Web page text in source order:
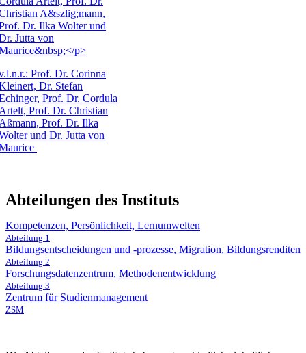
Prof. Dr. Corinna
Dr. Stefan
Prof. Dr. Cordula
Prof. Dr. Christian
Prof. Dr. Ilka
und Dr. Jutta von
Abteilungen des Instituts
Kompetenzen, Persönlichkeit, Lernumwelten
Abteilung 1
Bildungsentscheidungen und -prozesse, Migration, Bildungsrenditen
Abteilung 2
Forschungsdatenzentrum, Methodenentwicklung
Abteilung 3
Zentrum für Studienmanagement
ZSM